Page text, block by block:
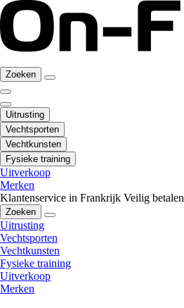
Zoeken
Uitrusting
Vechtsporten
Vechtkunsten
Fysieke training
Uitverkoop
Merken
Klantenservice in Frankrijk Veilig betalen
Zoeken
Uitrusting
Vechtsporten
Vechtkunsten
Fysieke training
Uitverkoop
Merken